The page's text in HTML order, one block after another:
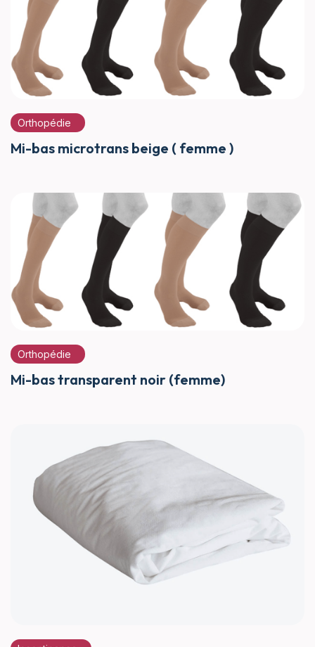
Orthopédie
Mi-bas microtrans beige ( femme )
Orthopédie
Mi-bas transparent noir (femme)